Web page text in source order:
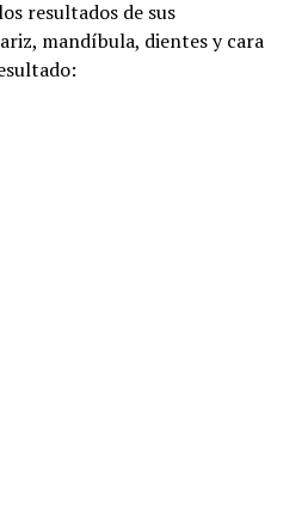
resultados de sus
mandíbula, dientes y cara